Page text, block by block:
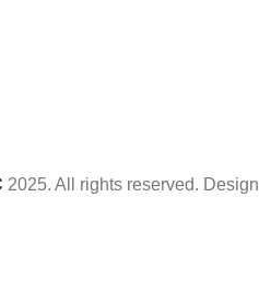
2025. All rights reserved. Design